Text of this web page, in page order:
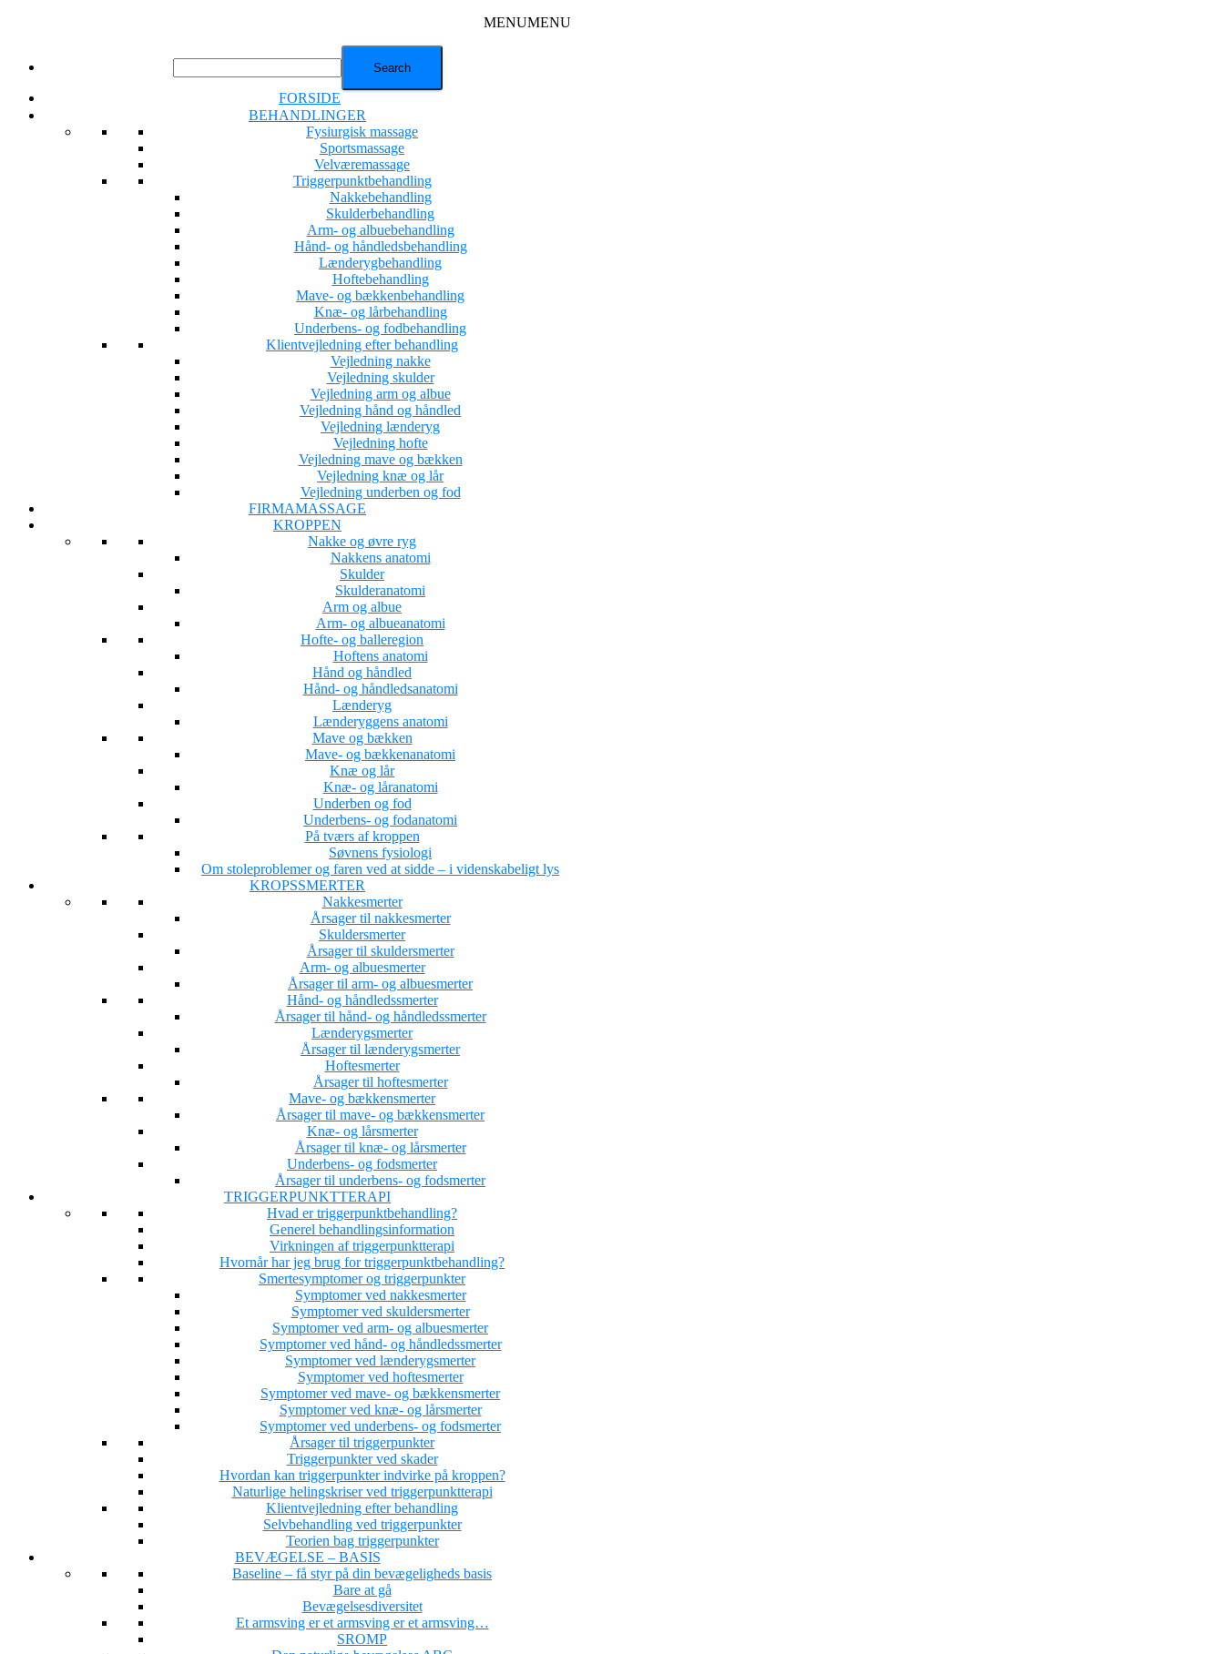
MENUMENU
FORSIDE
BEHANDLINGER
Fysiurgisk massage
Sportsmassage
Velværemassage
Triggerpunktbehandling
Nakkebehandling
Skulderbehandling
Arm- og albuebehandling
Hånd- og håndledsbehandling
Lænderygbehandling
Hoftebehandling
Mave- og bækkenbehandling
Knæ- og lårbehandling
Underbens- og fodbehandling
Klientvejledning efter behandling
Vejledning nakke
Vejledning skulder
Vejledning arm og albue
Vejledning hånd og håndled
Vejledning lænderyg
Vejledning hofte
Vejledning mave og bækken
Vejledning knæ og lår
Vejledning underben og fod
FIRMAMASSAGE
KROPPEN
Nakke og øvre ryg
Nakkens anatomi
Skulder
Skulderanatomi
Arm og albue
Arm- og albueanatomi
Hofte- og balleregion
Hoftens anatomi
Hånd og håndled
Hånd- og håndledsanatomi
Lænderyg
Lænderyggens anatomi
Mave og bækken
Mave- og bækkenanatomi
Knæ og lår
Knæ- og låranatomi
Underben og fod
Underbens- og fodanatomi
På tværs af kroppen
Søvnens fysiologi
Om stoleproblemer og faren ved at sidde – i videnskabeligt lys
KROPSSMERTER
Nakkesmerter
Årsager til nakkesmerter
Skuldersmerter
Årsager til skuldersmerter
Arm- og albuesmerter
Årsager til arm- og albuesmerter
Hånd- og håndledssmerter
Årsager til hånd- og håndledssmerter
Lænderygsmerter
Årsager til lænderygsmerter
Hoftesmerter
Årsager til hoftesmerter
Mave- og bækkensmerter
Årsager til mave- og bækkensmerter
Knæ- og lårsmerter
Årsager til knæ- og lårsmerter
Underbens- og fodsmerter
Årsager til underbens- og fodsmerter
TRIGGERPUNKTTERAPI
Hvad er triggerpunktbehandling?
Generel behandlingsinformation
Virkningen af triggerpunktterapi
Hvornår har jeg brug for triggerpunktbehandling?
Smertesymptomer og triggerpunkter
Symptomer ved nakkesmerter
Symptomer ved skuldersmerter
Symptomer ved arm- og albuesmerter
Symptomer ved hånd- og håndledssmerter
Symptomer ved lænderygsmerter
Symptomer ved hoftesmerter
Symptomer ved mave- og bækkensmerter
Symptomer ved knæ- og lårsmerter
Symptomer ved underbens- og fodsmerter
Årsager til triggerpunkter
Triggerpunkter ved skader
Hvordan kan triggerpunkter indvirke på kroppen?
Naturlige helingskriser ved triggerpunktterapi
Klientvejledning efter behandling
Selvbehandling ved triggerpunkter
Teorien bag triggerpunkter
BEVÆGELSE – BASIS
Baseline – få styr på din bevægeligheds basis
Bare at gå
Bevægelsesdiversitet
Et armsving er et armsving er et armsving…
SROMP